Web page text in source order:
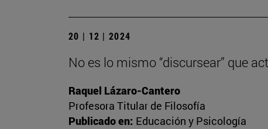
20 | 12 | 2024
No es lo mismo “discursear” que
Raquel Lázaro-Cantero
Profesora Titular de Filosofía
Publicado en: Educación y Psicología